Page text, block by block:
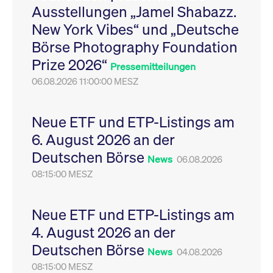
Ausstellungen „Jamel Shabazz.
New York Vibes“ und „Deutsche
Börse Photography Foundation
Prize 2026“ Pressemitteilungen
06.08.2026 11:00:00 MESZ
Neue ETF und ETP-Listings am
6. August 2026 an der
Deutschen Börse News 06.08.2026
08:15:00 MESZ
Neue ETF und ETP-Listings am
4. August 2026 an der
Deutschen Börse News 04.08.2026
08:15:00 MESZ
Leistung der Website
zu messen. Es handelt
sich um ein Muster-
Cookie, bei dem auf
das Präfix _pk_ses
eine kurze Reihe von
VISITOR_PRIVACY_METADATA
YouTube
.youtube.com
6
Monate
Dieses Cookie dient
Speicherung der
Einwilligungs- und
des Nutzers für ihre
Interaktion mit der
Sitzungen geehrt